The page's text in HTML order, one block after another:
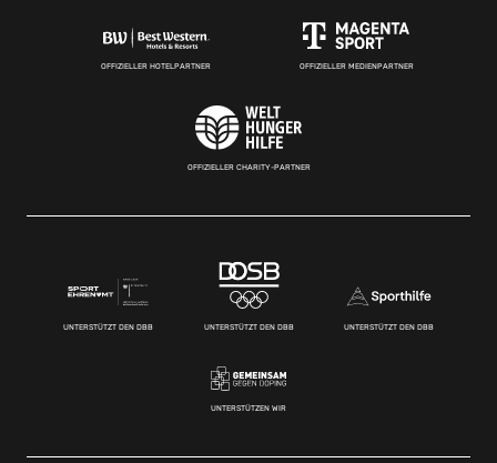
OFFIZIELLER HOTELPARTNER OFFIZIELLER MEDIENPARTNER
OFFIZIELLER CHARITY-PARTNER
UNTERSTÜTZT DEN DBB UNTERSTÜTZT DEN DBB UNTERSTÜTZT DEN DBB
UNTERSTÜTZEN WIR